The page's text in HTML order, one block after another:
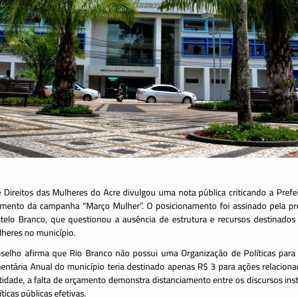
Direitos das Mulheres do Acre divulgou uma nota pública criticando a
da campanha “Março Mulher”. O posicionamento foi assinado pela
Branco, que questionou a ausência de estrutura e recursos
no município.
afirma que Rio Branco não possui uma Organização de Políticas
Anual do município teria destinado apenas R$ 3 para ações
a falta de orçamento demonstra distanciamento entre os discursos
públicas efetivas.